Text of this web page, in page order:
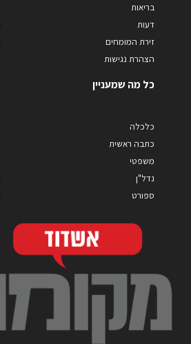
בריאות
דעות
זירת המומחים
הצהרת נגישות
כל מה שמעניין
כלכלה
כתבה ראשית
משפטי
נדל"ן
ספורט